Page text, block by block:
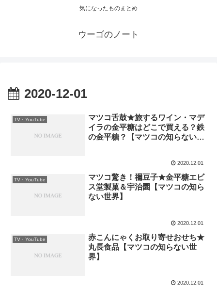
気になったものまとめ
ウーゴのノート
2020-12-01
TV・YouTube
マツコ舌鼓★旅するワイン・マデ
イラの金平糖はどこで買える？鉄
の金平糖？【マツコの知らない世
2020.12.01
TV・YouTube
マツコ驚き！禰豆子★金平糖エビ
ス堂製菓＆宇治園【マツコの知ら
ない世界】
2020.12.01
TV・YouTube
赤こんにゃくお取り寄せおせち★
丸長食品【マツコの知らない世
界】
2020.12.01